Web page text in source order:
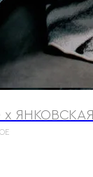
x ЯНКОВСКАЯ